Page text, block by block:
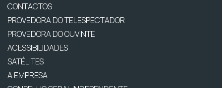
CONTACTOS
PROVEDORA DO TELESPECTADOR
PROVEDORA DO OUVINTE
ACESSIBILIDADES
SATÉLITES
A EMPRESA